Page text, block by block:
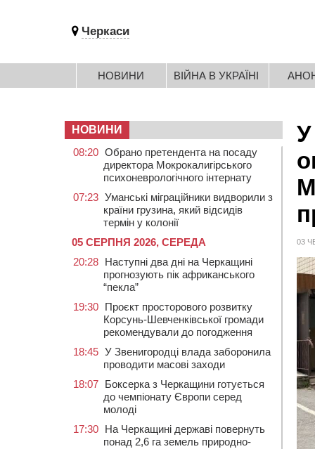
Черкаси
НОВИНИ ВІЙНА В УКРАЇНІ
У
03
НОВИНИ
08:20 Обрано претендента на посаду
директора Мокрокалигірського
психоневрологічного інтернату
07:23 Уманські міграційники видворили з
країни грузина, який відсидів
термін у колонії
05 СЕРПНЯ 2026, СЕРЕДА
20:28 Наступні два дні на Черкащині
прогнозують пік африканського
“пекла”
19:30 Проєкт просторового розвитку
Корсунь-Шевченківської громади
рекомендували до погодження
18:45 У Звенигородці влада заборонила
проводити масові заходи
18:07 Боксерка з Черкащини готується
до чемпіонату Європи серед
молоді
17:30 На Черкащині державі повернуть
понад 2,6 га земель природно-